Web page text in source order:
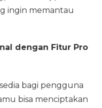
ingin memantau
dengan Fitur Pro
bagi pengguna
bisa menciptakan